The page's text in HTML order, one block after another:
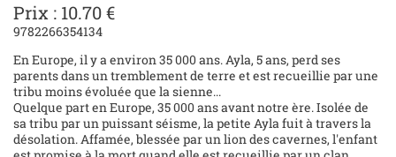
Prix : 10.70 €
9782266354134
En Europe, il y a environ 35 000 ans. Ayla, 5 ans, perd ses
parents dans un tremblement de terre et est recueillie par une
tribu moins évoluée que la sienne...
Quelque part en Europe, 35 000 ans avant notre ère. Isolée de
sa tribu par un puissant séisme, la petite Ayla fuit à travers la
désolation. Affamée, blessée par un lion des cavernes, l'enfant